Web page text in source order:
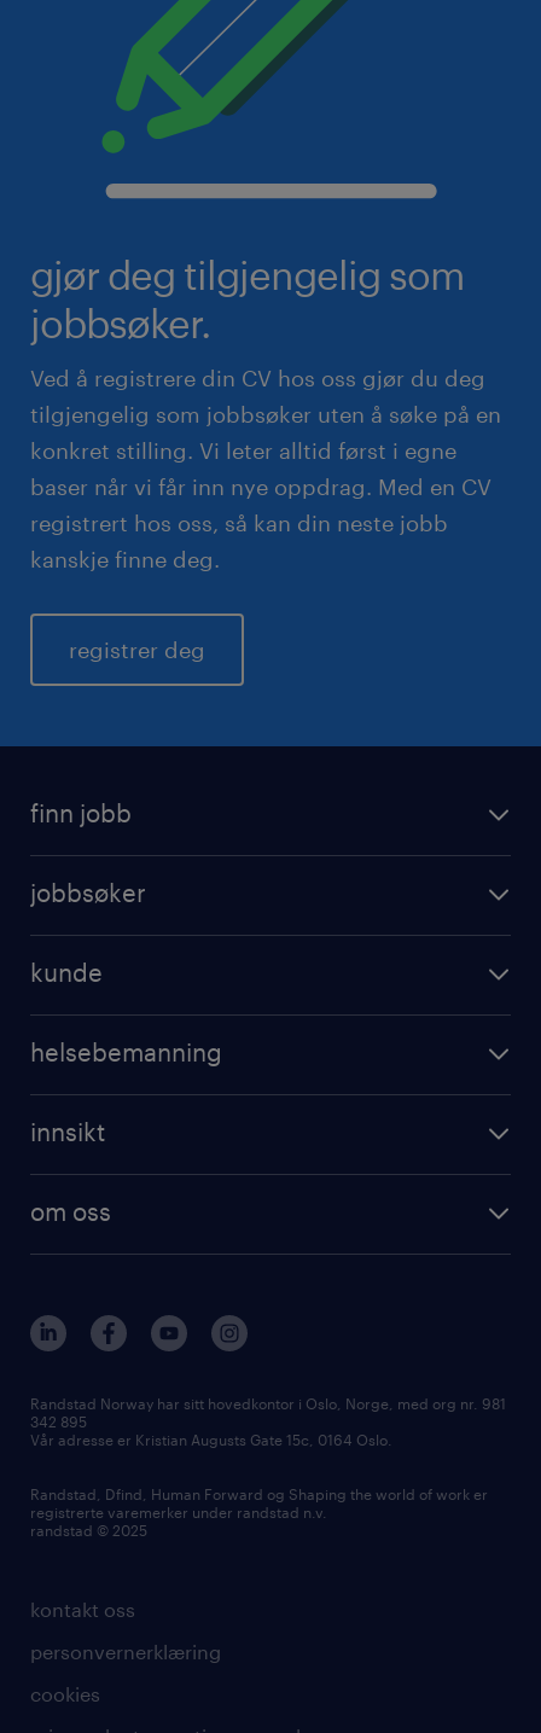
gjør deg tilgjengelig som
jobbsøker.
Ved å registrere din CV hos oss gjør du deg
tilgjengelig som jobbsøker uten å søke på en
konkret stilling. Vi leter alltid først i egne
baser når vi får inn nye oppdrag. Med en CV
registrert hos oss, så kan din neste jobb
kanskje finne deg.
registrer deg
finn jobb
jobbsøker
kunde
helsebemanning
innsikt
om oss
kontakt oss
personvernerklæring
cookies
Randstad Norway har sitt hovedkontor i Oslo, Norge, med org nr. 981
342 895
Vår adresse er Kristian Augusts Gate 15c, 0164 Oslo.
Randstad, Dfind, Human Forward og Shaping the world of work er
registrerte varemerker under randstad n.v.
randstad © 2025